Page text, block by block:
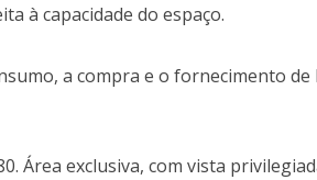
à capacidade do espaço.
a compra e o fornecimento
Área exclusiva, com vista